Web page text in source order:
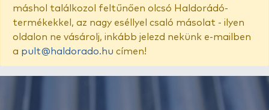
máshol találkozol feltűnően olcsó Haldorádó-
termékekkel, az nagy eséllyel csaló másolat - ilyen
oldalon ne vásárolj, inkább jelezd nekünk e-mailben
a pult@haldorado.hu címen!